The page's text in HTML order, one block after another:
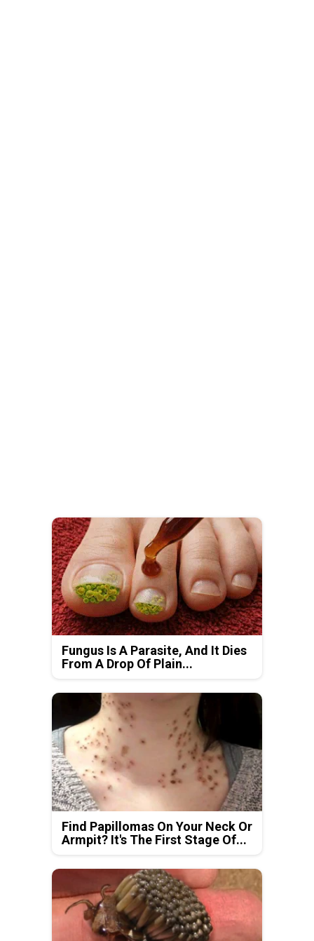
Fungus Is A Parasite, And It Dies
From A Drop Of Plain...
Find Papillomas On Your Neck Or
Armpit? It's The First Stage Of...